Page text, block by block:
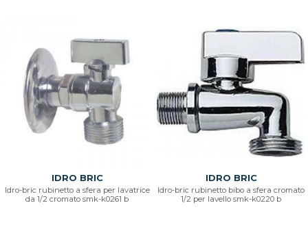
IDRO BRIC
Idro-bric rubinetto a sfera per lavatrice
da 1/2 cromato smk-k0261 b
IDRO BRIC
Idro-bric rubinetto bibo a sfera cromato
1/2 per lavello smk-k0220 b